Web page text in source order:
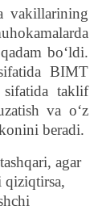
vakillarining
bo‘ldi.
BIMT
sifatida taklif
va o‘z
beradi.
agar
qiziqtirsa,